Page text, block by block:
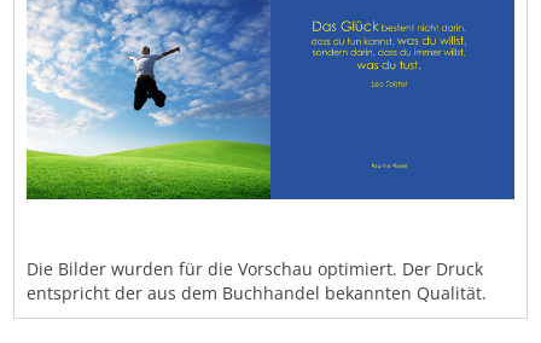
Die Bilder wurden für die Vorschau optimiert. Der Druck
entspricht der aus dem Buchhandel bekannten Qualität.